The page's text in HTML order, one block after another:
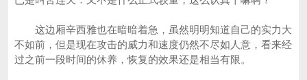
这边厢辛西雅也在暗暗着急，虽然明明知道自己的实力大
不如前，但是现在攻击的威力和速度仍然不尽如人意，看来经
过之前一段时间的休养，恢复的效果还是相当有限。